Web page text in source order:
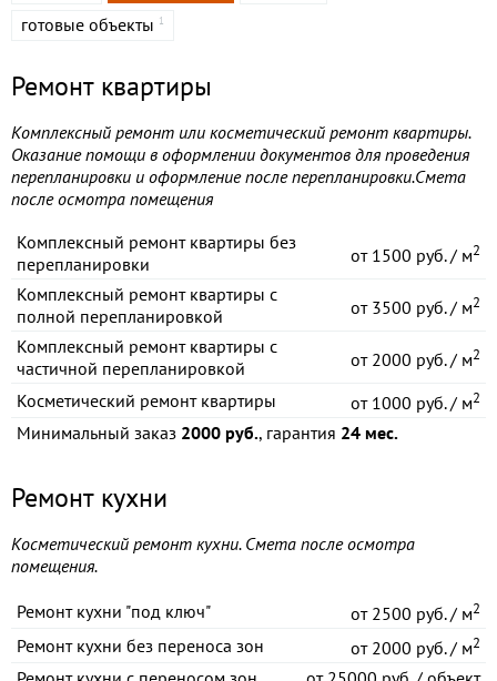
готовые объекты 1
Ремонт квартиры
Комплексный ремонт или косметический ремонт квартиры.
Оказание помощи в оформлении документов для проведения
перепланировки и оформление после перепланировки.Смета
после осмотра помещения
Комплексный ремонт квартиры без
перепланировки
от1500 руб. / м2
Комплексный ремонт квартиры с
полной перепланировкой
от3500 руб. / м2
Комплексный ремонт квартиры с
частичной перепланировкой
от2000 руб. / м2
Косметический ремонт квартиры от1000 руб. / м2
Минимальный заказ 2000 руб., гарантия 24 мес.
Ремонт кухни
Косметический ремонт кухни. Смета после осмотра
помещения.
Ремонт кухни "под ключ" от2500 руб. / м2
Ремонт кухни без переноса зон от2000 руб. / м2